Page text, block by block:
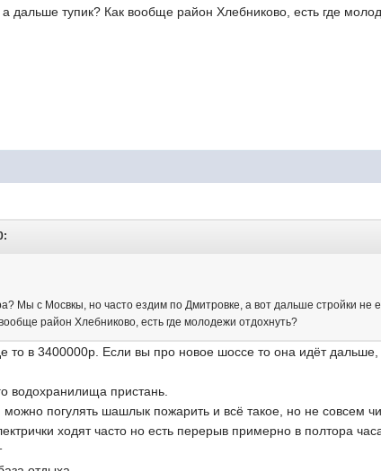
дальше тупик? Как вообще район Хлебниково, есть где
Мы с Мосвкы, но часто ездим по Дмитровке, а вот дальше стройки не
район Хлебниково, есть где молодежи отдохнуть?
то в 3400000р. Если вы про новое шоссе то она идёт
водохранилища пристань.
погулять шашлык пожарить и всё такое, но не совсем
ходят часто но есть перерыв примерно в полтора